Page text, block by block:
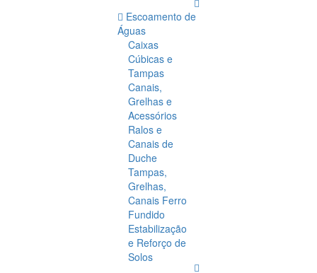
Escoamento de
Águas
Caixas
Cúbicas e
Tampas
Canais,
Grelhas e
Acessórios
Ralos e
Canais de
Duche
Tampas,
Grelhas,
Canais Ferro
Fundido
Estabilização
e Reforço de
Solos